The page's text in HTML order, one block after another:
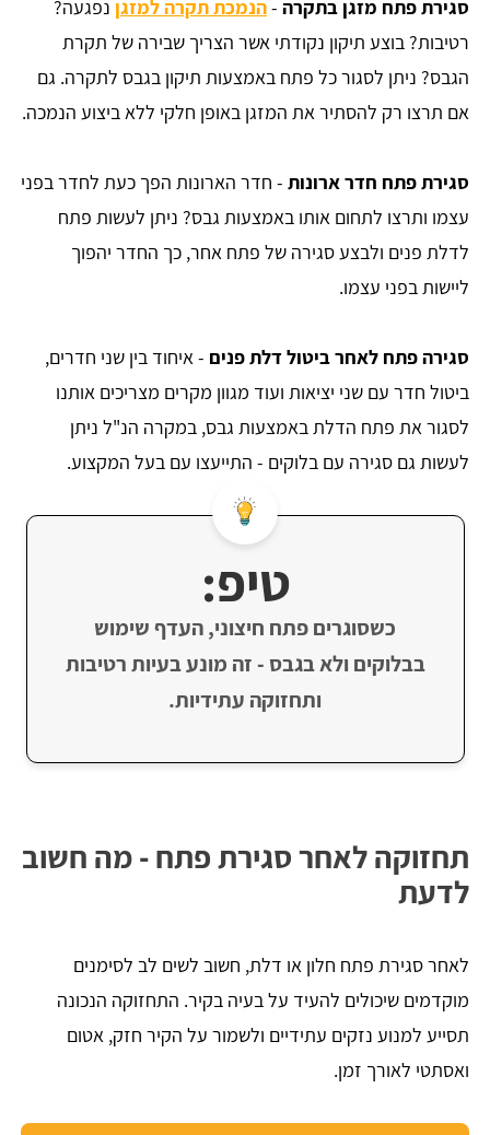
סגירת פתח מזגן בתקרה -הנמכת תקרה למזגן נפגעה?
רטיבות? בוצע תיקון נקודתי אשר הצריך שבירה של תקרת
הגבס? ניתן לסגור כל פתח באמצעות תיקון בגבס לתקרה. גם
אם תרצו רק להסתיר את המזגן באופן חלקי ללא ביצוע הנמכה.
סגירת פתח חדר ארונות - חדר הארונות הפך כעת לחדר בפני
עצמו ותרצו לתחום אותו באמצעות גבס? ניתן לעשות פתח
לדלת פנים ולבצע סגירה של פתח אחר, כך החדר יהפוך
ליישות בפני עצמו.
סגירה פתח לאחר ביטול דלת פנים - איחוד בין שני חדרים,
ביטול חדר עם שני יציאות ועוד מגוון מקרים מצריכים אותנו
לסגור את פתח הדלת באמצעות גבס, במקרה הנ"ל ניתן
לעשות גם סגירה עם בלוקים - התייעצו עם בעל המקצוע.
טיפ:
כשסוגרים פתח חיצוני, העדף שימוש
בבלוקים ולא בגבס - זה מונע בעיות רטיבות
ותחזוקה עתידיות.
תחזוקה לאחר סגירת פתח - מה חשוב
לדעת
לאחר סגירת פתח חלון או דלת, חשוב לשים לב לסימנים
מוקדמים שיכולים להעיד על בעיה בקיר. התחזוקה הנכונה
תסייע למנוע נזקים עתידיים ולשמור על הקיר חזק, אטום
ואסתטי לאורך זמן.